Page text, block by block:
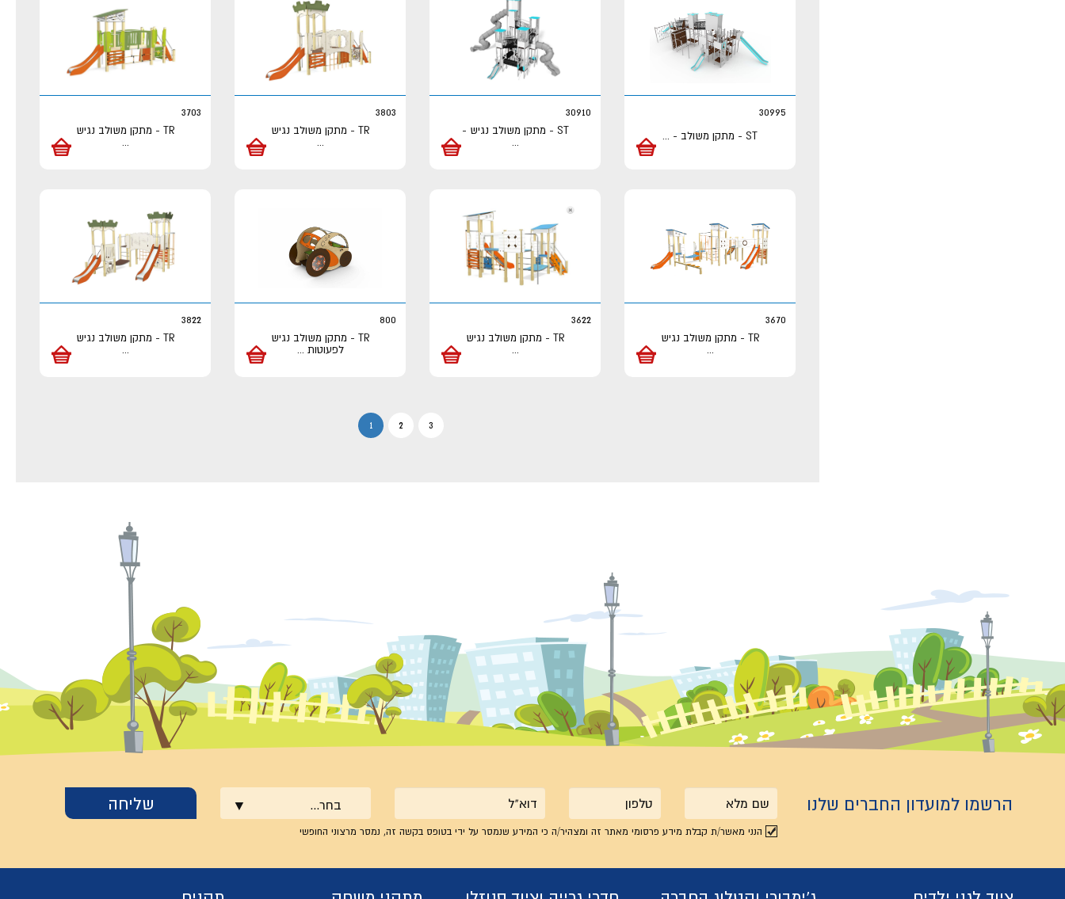
30995
ST - מתקן משולב - ...
30910
ST - מתקן משולב נגיש -
3803
TR - מתקן משולב נגיש
3703
TR - מתקן משולב נגיש
3670
TR - מתקן משולב נגיש
3622
TR - מתקן משולב נגיש
800
TR - מתקן משולב נגיש
לפעוטות
3822
TR - מתקן משולב נגיש
1 מעבר
לעמוד
2מעבר
לעמוד
3מעבר
הרשמו למועדון החברים שלנו
שם
בחר...
הנני מאשר/ת קבלת מידע פרסומי מאתר זה ומצהיר/ה כי המידע שנמסר על ידי בטופס בקשה זה, נמסר מרצוני החופשי